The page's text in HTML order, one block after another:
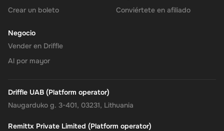
Crear un boleto
Conviértete en afiliado
Negocio
Vender en Driffle
Al por mayor
Driffle UAB (Platform operator)
Naugarduko g. 3-401, 03231, Lithuania
Remittx Private Limited (Platform operator)